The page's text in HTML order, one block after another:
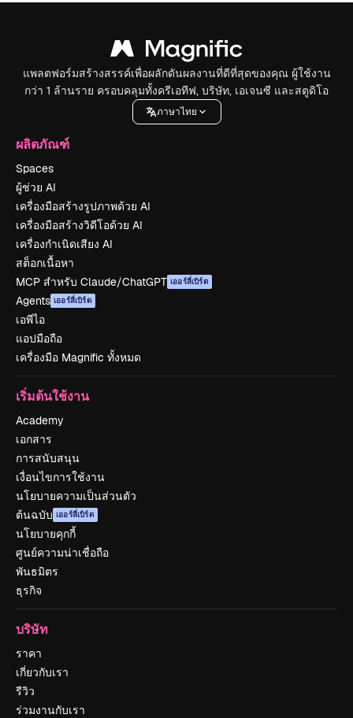
แพลตฟอร์มสร้างสรรค์เพื่อผลักดันผลงานที่ดีที่สุดของคุณ ผู้ใช้งาน
กว่า 1 ล้านราย ครอบคลุมทั้งครีเอทีฟ, บริษัท, เอเจนซี และสตูดิโอ
ภาษาไทย
ผลิตภัณฑ์
Spaces
ผู้ช่วย AI
เครื่องมือสร้างรูปภาพด้วย AI
เครื่องมือสร้างวิดีโอด้วย AI
เครื่องกำเนิดเสียง AI
สต็อกเนื้อหา
MCP สำหรับ Claude/ChatGPT เออร์ลี่เบิร์ด
Agents เออร์ลี่เบิร์ด
เอพีไอ
แอปมือถือ
เครื่องมือ Magnific ทั้งหมด
เริ่มต้นใช้งาน
Academy
เอกสาร
การสนับสนุน
เงื่อนไขการใช้งาน
นโยบายความเป็นส่วนตัว
ต้นฉบับ เออร์ลี่เบิร์ด
นโยบายคุกกี้
ศูนย์ความน่าเชื่อถือ
พันธมิตร
ธุรกิจ
บริษัท
ราคา
เกี่ยวกับเรา
รีวิว
ร่วมงานกับเรา